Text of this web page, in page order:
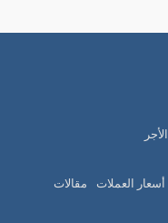
أسعار العملات مقالات